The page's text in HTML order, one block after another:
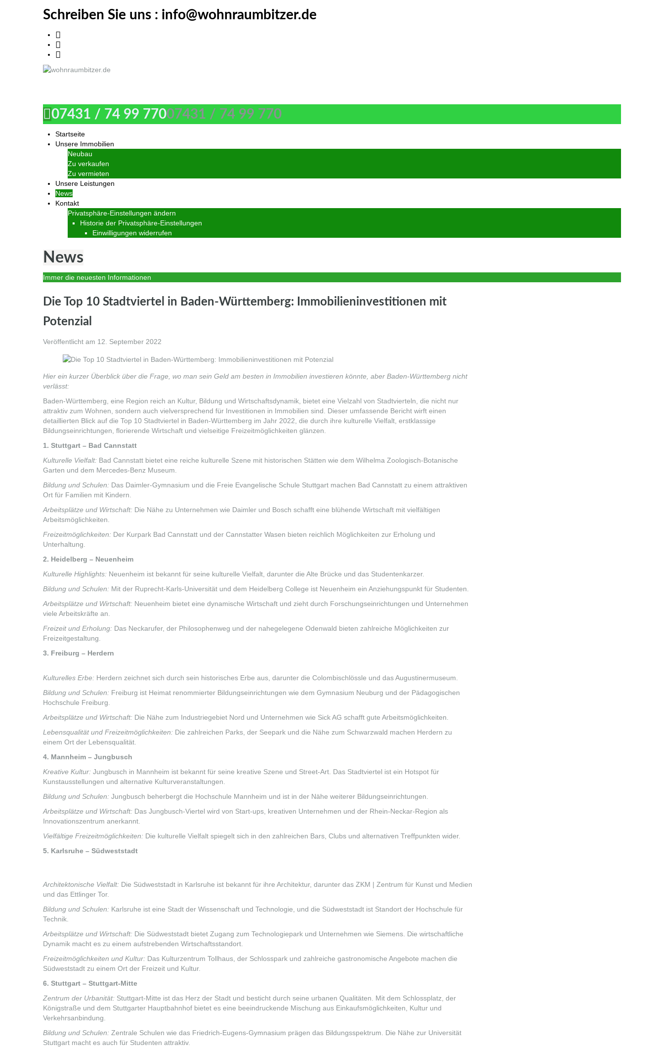
Schreiben Sie uns : info@wohnraumbitzer.de
07431 / 74 99 77007431 / 74 99 770
Startseite
Unsere Immobilien
Neubau
Zu verkaufen
Zu vermieten
Unsere Leistungen
News
Kontakt
Privatsphäre-Einstellungen ändern
Historie der Privatsphäre-Einstellungen
Einwilligungen widerrufen
News
Immer die neuesten Informationen
Die Top 10 Stadtviertel in Baden-Württemberg: Immobilieninvestitionen mit
Potenzial
Veröffentlicht am 12. September 2022
Hier ein kurzer Überblick über die Frage, wo man sein Geld am besten in Immobilien investieren könnte, aber Baden-Württemberg nicht
verlässt:
Baden-Württemberg, eine Region reich an Kultur, Bildung und Wirtschaftsdynamik, bietet eine Vielzahl von Stadtvierteln, die nicht nur
attraktiv zum Wohnen, sondern auch vielversprechend für Investitionen in Immobilien sind. Dieser umfassende Bericht wirft einen
detaillierten Blick auf die Top 10 Stadtviertel in Baden-Württemberg im Jahr 2022, die durch ihre kulturelle Vielfalt, erstklassige
Bildungseinrichtungen, florierende Wirtschaft und vielseitige Freizeitmöglichkeiten glänzen.
1. Stuttgart – Bad Cannstatt
Kulturelle Vielfalt: Bad Cannstatt bietet eine reiche kulturelle Szene mit historischen Stätten wie dem Wilhelma Zoologisch-Botanische
Garten und dem Mercedes-Benz Museum.
Bildung und Schulen: Das Daimler-Gymnasium und die Freie Evangelische Schule Stuttgart machen Bad Cannstatt zu einem attraktiven
Ort für Familien mit Kindern.
Arbeitsplätze und Wirtschaft: Die Nähe zu Unternehmen wie Daimler und Bosch schafft eine blühende Wirtschaft mit vielfältigen
Arbeitsmöglichkeiten.
Freizeitmöglichkeiten: Der Kurpark Bad Cannstatt und der Cannstatter Wasen bieten reichlich Möglichkeiten zur Erholung und
Unterhaltung.
2. Heidelberg – Neuenheim
Kulturelle Highlights: Neuenheim ist bekannt für seine kulturelle Vielfalt, darunter die Alte Brücke und das Studentenkarzer.
Bildung und Schulen: Mit der Ruprecht-Karls-Universität und dem Heidelberg College ist Neuenheim ein Anziehungspunkt für Studenten.
Arbeitsplätze und Wirtschaft: Neuenheim bietet eine dynamische Wirtschaft und zieht durch Forschungseinrichtungen und Unternehmen
viele Arbeitskräfte an.
Freizeit und Erholung: Das Neckarufer, der Philosophenweg und der nahegelegene Odenwald bieten zahlreiche Möglichkeiten zur
Freizeitgestaltung.
3. Freiburg – Herdern
Kulturelles Erbe: Herdern zeichnet sich durch sein historisches Erbe aus, darunter die Colombischlössle und das Augustinermuseum.
Bildung und Schulen: Freiburg ist Heimat renommierter Bildungseinrichtungen wie dem Gymnasium Neuburg und der Pädagogischen
Hochschule Freiburg.
Arbeitsplätze und Wirtschaft: Die Nähe zum Industriegebiet Nord und Unternehmen wie Sick AG schafft gute Arbeitsmöglichkeiten.
Lebensqualität und Freizeitmöglichkeiten: Die zahlreichen Parks, der Seepark und die Nähe zum Schwarzwald machen Herdern zu
einem Ort der Lebensqualität.
4. Mannheim – Jungbusch
Kreative Kultur: Jungbusch in Mannheim ist bekannt für seine kreative Szene und Street-Art. Das Stadtviertel ist ein Hotspot für
Kunstausstellungen und alternative Kulturveranstaltungen.
Bildung und Schulen: Jungbusch beherbergt die Hochschule Mannheim und ist in der Nähe weiterer Bildungseinrichtungen.
Arbeitsplätze und Wirtschaft: Das Jungbusch-Viertel wird von Start-ups, kreativen Unternehmen und der Rhein-Neckar-Region als
Innovationszentrum anerkannt.
Vielfältige Freizeitmöglichkeiten: Die kulturelle Vielfalt spiegelt sich in den zahlreichen Bars, Clubs und alternativen Treffpunkten wider.
5. Karlsruhe – Südweststadt
Architektonische Vielfalt: Die Südweststadt in Karlsruhe ist bekannt für ihre Architektur, darunter das ZKM | Zentrum für Kunst und Medien
und das Ettlinger Tor.
Bildung und Schulen: Karlsruhe ist eine Stadt der Wissenschaft und Technologie, und die Südweststadt ist Standort der Hochschule für
Technik.
Arbeitsplätze und Wirtschaft: Die Südweststadt bietet Zugang zum Technologiepark und Unternehmen wie Siemens. Die wirtschaftliche
Dynamik macht es zu einem aufstrebenden Wirtschaftsstandort.
Freizeitmöglichkeiten und Kultur: Das Kulturzentrum Tollhaus, der Schlosspark und zahlreiche gastronomische Angebote machen die
Südweststadt zu einem Ort der Freizeit und Kultur.
6. Stuttgart – Stuttgart-Mitte
Zentrum der Urbanität: Stuttgart-Mitte ist das Herz der Stadt und besticht durch seine urbanen Qualitäten. Mit dem Schlossplatz, der
Königstraße und dem Stuttgarter Hauptbahnhof bietet es eine beeindruckende Mischung aus Einkaufsmöglichkeiten, Kultur und
Verkehrsanbindung.
Bildung und Schulen: Zentrale Schulen wie das Friedrich-Eugens-Gymnasium prägen das Bildungsspektrum. Die Nähe zur Universität
Stuttgart macht es auch für Studenten attraktiv.